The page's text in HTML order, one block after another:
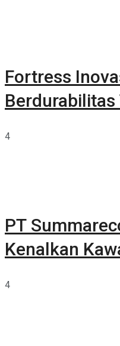
Fortress
Berdurabilitas
4
PT
Kenalkan
4